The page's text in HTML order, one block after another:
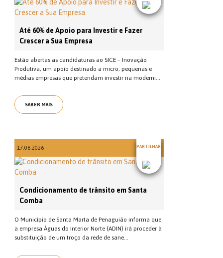
Até 60% de Apoio para Investir e Fazer
Crescer a Sua Empresa
Estão abertas as candidaturas ao SICE – Inovação
Produtiva, um apoio destinado a micro, pequenas e
médias empresas que pretendam investir na moderni...
SABER MAIS
17.06.2026 PARTILHAR
Condicionamento de trânsito em Santa
Comba
O Município de Santa Marta de Penaguião informa que
a empresa Águas do Interior Norte (ADIN) irá proceder à
substituição de um troço da rede de sane...